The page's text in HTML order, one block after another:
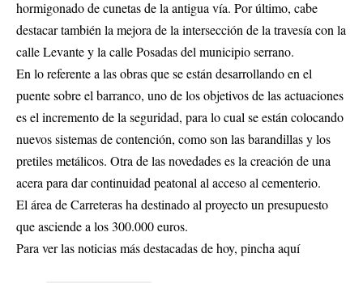
hormigonado de cunetas de la antigua vía. Por último, cabe
destacar también la mejora de la intersección de la travesía con la
calle Levante y la calle Posadas del municipio serrano.
En lo referente a las obras que se están desarrollando en el
puente sobre el barranco, uno de los objetivos de las actuaciones
es el incremento de la seguridad, para lo cual se están colocando
nuevos sistemas de contención, como son las barandillas y los
pretiles metálicos. Otra de las novedades es la creación de una
acera para dar continuidad peatonal al acceso al cementerio.
El área de Carreteras ha destinado al proyecto un presupuesto
que asciende a los 300.000 euros.
Para ver las noticias más destacadas de hoy, pincha aquí